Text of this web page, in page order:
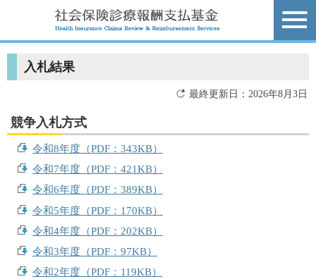
入札結果
最終更新日：2026年8月3日
競争入札方式
令和8年度（PDF：343KB）
令和7年度（PDF：421KB）
令和6年度（PDF：389KB）
令和5年度（PDF：170KB）
令和4年度（PDF：202KB）
令和3年度（PDF：97KB）
令和2年度（PDF：119KB）